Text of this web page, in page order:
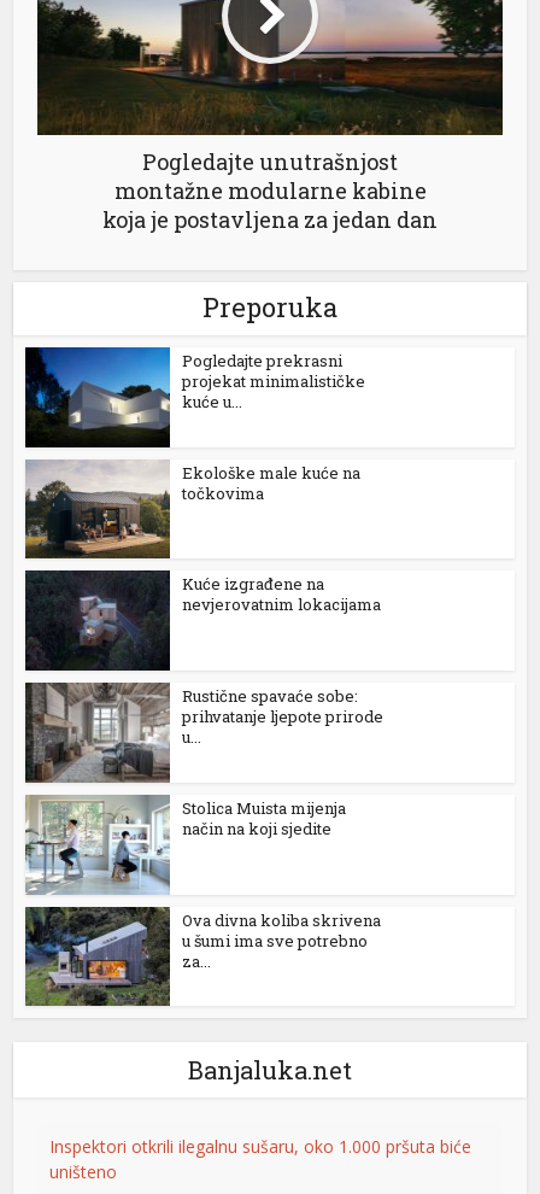
Pogledajte unutrašnjost
montažne modularne kabine
koja je postavljena za jedan dan
Preporuka
Pogledajte prekrasni
projekat minimalističke
kuće u...
Ekološke male kuće na
točkovima
Kuće izgrađene na
nevjerovatnim lokacijama
Rustične spavaće sobe:
prihvatanje ljepote prirode
u...
Stolica Muista mijenja
način na koji sjedite
Ova divna koliba skrivena
u šumi ima sve potrebno
za...
Banjaluka.net
Inspektori otkrili ilegalnu sušaru, oko 1.000 pršuta biće
uništeno